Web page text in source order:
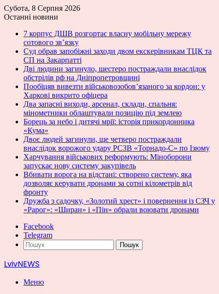
Субота, 8 Серпня 2026
Останні новини
7 корпус ДШВ розгортає власну мобільну мережу
сотового зв’язку
Суд обрав запобіжні заходи двом екскерівникам ТЦК та
СП на Закарпатті
Дві людини загинуло, шестеро постраждали внаслідок
обстрілів рф на Дніпропетровщині
Пообіцяв вивезти військовозобов’язаного за кордон: у
Харкові викрито офіцера
Два запасні виходи, арсенал, склади, спальня:
мінометники облаштували позицію під землею
Борець за небо і дитячі мрії: історія прикордонника
«Кума»
Двоє людей загинули, ще четверо постраждали
внаслідок ворожого удару РСЗВ «Торнадо-С» по Ізюму
Харчування військових реформують: Міноборони
запускає нову систему закупівель
Вбивати ворога на відстані: створено систему, яка
дозволяє керувати дронами за сотні кілометрів від
фронту
Дружба з садочку, «Золотий хрест» і повернення із СЗЧ у
«Рарог»: «Ширан» і «Пін» обрали воювати дронами
Facebook
Telegram
Пошук
LvivNEWS
Меню